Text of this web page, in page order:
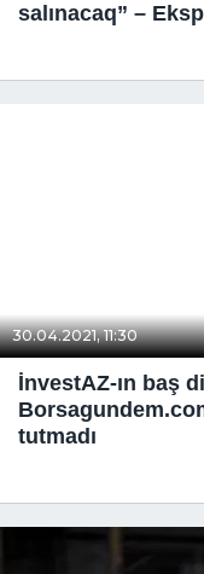
salınacaq” –
30.04.2021, 11:30
İnvestAZ-ın baş
tutmadı